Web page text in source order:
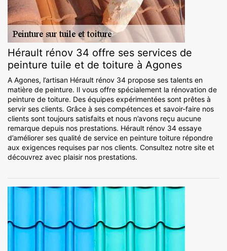
Hérault rénov 34 offre ses services de
peinture tuile et de toiture à Agones
A Agones, l’artisan Hérault rénov 34 propose ses talents en
matière de peinture. Il vous offre spécialement la rénovation de
peinture de toiture. Des équipes expérimentées sont prêtes à
servir ses clients. Grâce à ses compétences et savoir-faire nos
clients sont toujours satisfaits et nous n’avons reçu aucune
remarque depuis nos prestations. Hérault rénov 34 essaye
d’améliorer ses qualité de service en peinture toiture répondre
aux exigences requises par nos clients. Consultez notre site et
découvrez avec plaisir nos prestations.